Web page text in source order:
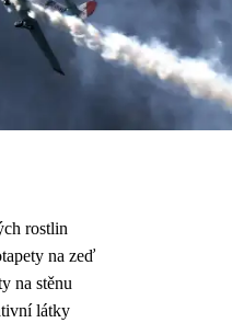
rostlin
na zeď
na stěnu
látky